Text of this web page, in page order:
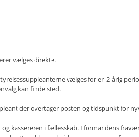
vælges direkte.
vælges for en 2-årig
kan finde sted.
der overtager posten og tidspunkt for
kassereren i fællesskab. I formandens